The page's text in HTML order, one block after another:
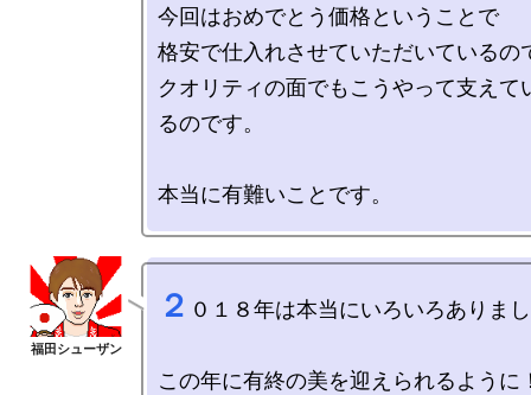
今回はおめでとう価格ということで
格安で仕入れさせていただいているの
クオリティの面でもこうやって支えて
るのです。
２ ０１８年は本当にいろいろありま
この年に有終の美を迎えられるように